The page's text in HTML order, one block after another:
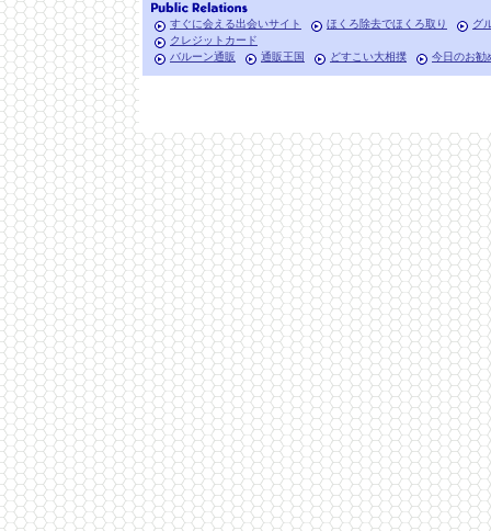
すぐに会える出会いサイト ほくろ除去でほくろ取り
グ
クレジットカード
バルーン通販
通販王国 どすこい大相撲 今日のお勧